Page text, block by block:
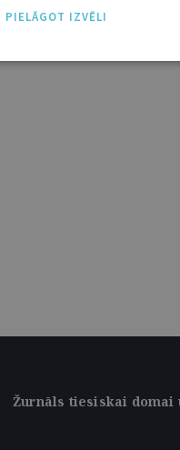
Žurnāls tiesiskai domai
PIELĀGOT IZVĒLI